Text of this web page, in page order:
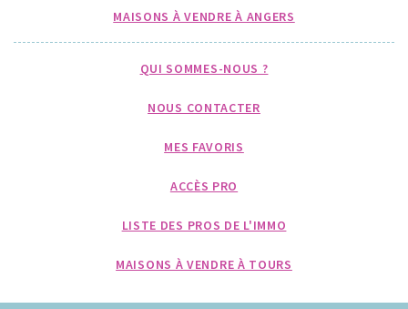
MAISONS À VENDRE À ANGERS
QUI SOMMES-NOUS ?
NOUS CONTACTER
MES FAVORIS
ACCÈS PRO
LISTE DES PROS DE L'IMMO
MAISONS À VENDRE À TOURS